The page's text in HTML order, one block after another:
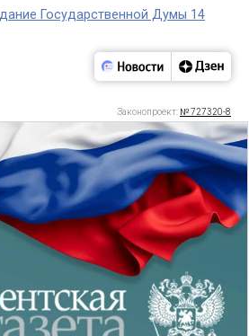
Государственной Думы 14
Законопроект: № 727320-8